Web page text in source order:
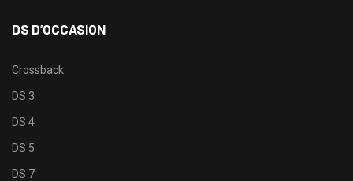
DS D’OCCASION
Crossback
DS 3
DS 4
DS 5
DS 7